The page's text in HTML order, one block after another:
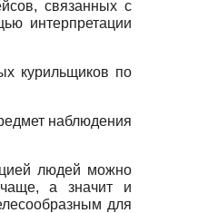
связанных с
интерпретации
курильщиков по
наблюдения
людей можно
чаще, а значит и
для